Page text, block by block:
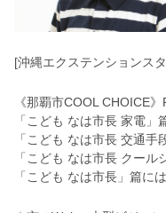
[沖縄エクステンションス
《那覇市COOL CHOICE
「こども なは市長 家電」
「こども なは市長 交通手
「こども なは市長 クール
「こども なは市長」篇に